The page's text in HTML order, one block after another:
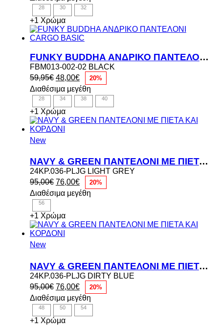
49,95€.είναι:
28 30 32
+1 Χρώμα
FUNKY BUDDHA ΑΝΔΡΙΚΟ ΠΑΝΤΕΛΟΝΙ CARGO BASIC
FBM013-002-02 BLACK
59,95€ Original
price
was:
59,95€.
48,00€Η
τρέχουσα
τιμή
είναι:
20%
Διαθέσιμα μεγέθη
28 34 38 40
+1 Χρώμα
New
NAVY & GREEN ΠΑΝΤΕΛΟΝΙ ME ΠΙΕΤΑ ΚΑΙ ΚΟΡΔΟΝΙ
24KP.036-PLJG LIGHT GREY
95,00€ Original
price
was:
76,00€Η
τρέχουσα
τιμή
20%
Διαθέσιμα μεγέθη
56
+1 Χρώμα
New
NAVY & GREEN ΠΑΝΤΕΛΟΝΙ ME ΠΙΕΤΑ ΚΑΙ ΚΟΡΔΟΝΙ
24KP.036-PLJG DIRTY BLUE
95,00€ Original
price
was:
95,00€.
76,00€Η
τρέχουσα
τιμή
είναι:
20%
Διαθέσιμα μεγέθη
48 50 54
+1 Χρώμα